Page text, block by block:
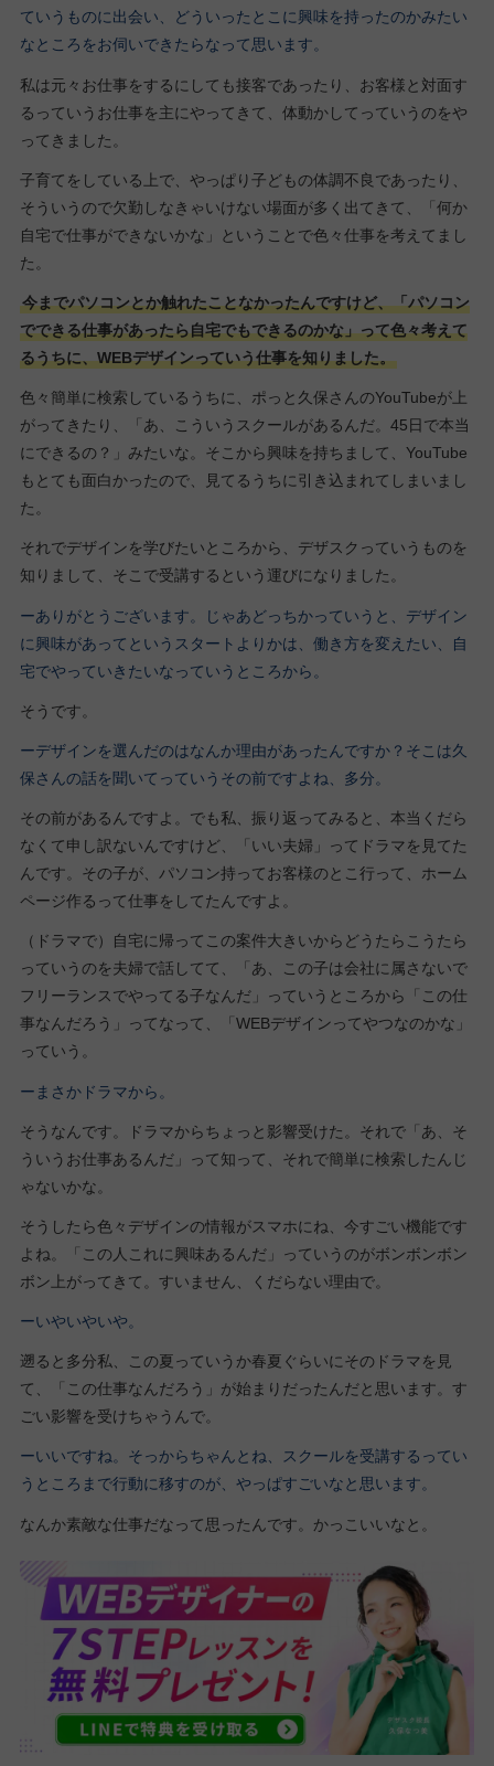
ていうものに出会い、どういったとこに興味を持ったのかみたい
なところをお伺いできたらなって思います。
私は元々お仕事をするにしても接客であったり、お客様と対面す
るっていうお仕事を主にやってきて、体動かしてっていうのをや
ってきました。
子育てをしている上で、やっぱり子どもの体調不良であったり、
そういうので欠勤しなきゃいけない場面が多く出てきて、「何か
自宅で仕事ができないかな」ということで色々仕事を考えてまし
た。
今までパソコンとか触れたことなかったんですけど、「パソコン
でできる仕事があったら自宅でもできるのかな」って色々考えて
るうちに、WEBデザインっていう仕事を知りました。
色々簡単に検索しているうちに、ポっと久保さんのYouTubeが上
がってきたり、「あ、こういうスクールがあるんだ。45日で本当
にできるの？」みたいな。そこから興味を持ちまして、YouTube
もとても面白かったので、見てるうちに引き込まれてしまいまし
た。
それでデザインを学びたいところから、デザスクっていうものを
知りまして、そこで受講するという運びになりました。
ーありがとうございます。じゃあどっちかっていうと、デザイン
に興味があってというスタートよりかは、働き方を変えたい、自
宅でやっていきたいなっていうところから。
そうです。
ーデザインを選んだのはなんか理由があったんですか？そこは久
保さんの話を聞いてっていうその前ですよね、多分。
その前があるんですよ。でも私、振り返ってみると、本当くだら
なくて申し訳ないんですけど、「いい夫婦」ってドラマを見てた
んです。その子が、パソコン持ってお客様のとこ行って、ホーム
ページ作るって仕事をしてたんですよ。
（ドラマで）自宅に帰ってこの案件大きいからどうたらこうたら
っていうのを夫婦で話してて、「あ、この子は会社に属さないで
フリーランスでやってる子なんだ」っていうところから「この仕
事なんだろう」ってなって、「WEBデザインってやつなのかな」
っていう。
ーまさかドラマから。
そうなんです。ドラマからちょっと影響受けた。それで「あ、そ
ういうお仕事あるんだ」って知って、それで簡単に検索したんじ
ゃないかな。
そうしたら色々デザインの情報がスマホにね、今すごい機能です
よね。「この人これに興味あるんだ」っていうのがボンボンボン
ボン上がってきて。すいません、くだらない理由で。
ーいやいやいや。
遡ると多分私、この夏っていうか春夏ぐらいにそのドラマを見
て、「この仕事なんだろう」が始まりだったんだと思います。す
ごい影響を受けちゃうんで。
ーいいですね。そっからちゃんとね、スクールを受講するってい
うところまで行動に移すのが、やっぱすごいなと思います。
なんか素敵な仕事だなって思ったんです。かっこいいなと。